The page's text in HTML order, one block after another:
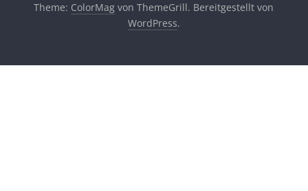
Theme: ColorMag von ThemeGrill. Bereitgestellt von
WordPress.